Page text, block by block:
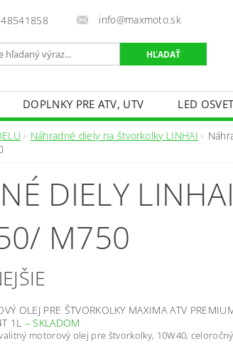
info@maxmoto.sk
DOPLNKY PRE ATV, UTV LED
Náhradné diely na štvorkolky LINHAI
DIELY
M750
OLEJ PRE ŠTVORKOLKY MAXIMA ATV
1L –SKLADOM
motorový olej pre štvorkolky, 10W40,